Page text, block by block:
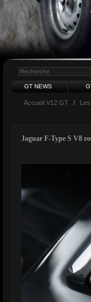
GT NEWS
Accueil V12 GT /
Jaguar F-Type S V8